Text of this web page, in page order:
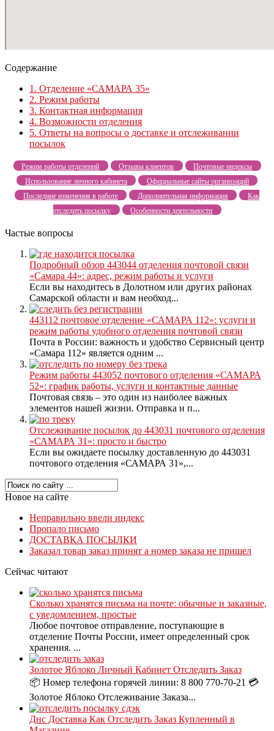
Содержание
1. Отделение «САМАРА 35»
2. Режим работы
3. Контактная информация
4. Возможности отделения
5. Ответы на вопросы о доставке и отслеживании
посылок
Режим работы отделений Отзывы клиентов
Почтовые индексы
Использование личного кабинета
Официальные сайты организаций
Последние изменения в работе
Дополнительная информация
Как
отследить посылку
Особенности деятельности
Частые вопросы
Подробный обзор 443044 отделения почтовой связи
«Самара 44»: адрес, режим работы и услуги
Если вы находитесь в Долотном или других районах
Самарской области и вам необход...
443112 почтовое отделение «САМАРА 112»: услуги и
режим работы удобного отделения почтовой связи
Почта в России: важность и удобство Сервисный центр
«Самара 112» является одним ...
Режим работы 443052 почтового отделения «САМАРА
52»: график работы, услуги и контактные данные
Почтовая связь – это один из наиболее важных
элементов нашей жизни. Отправка и п...
Отслеживание посылок до 443031 почтового отделения
«САМАРА 31»: просто и быстро
Если вы ожидаете посылку доставленную до 443031
почтового отделения «САМАРА 31»,...
Новое на сайте
Неправильно ввели индекс
Пропало письмо
ДОСТАВКА ПОСЫЛКИ
Заказал товар заказ принят а номер заказа не пришел
Сейчас читают
Сколько хранятся письма на почте: обычные и заказные,
с уведомлением, простые
Любое почтовое отправление, поступающие в
отделение Почты России, имеет определенный срок
хранения. ...
Золотое Яблоко Личный Кабинет Отследить Заказ
📦 Номер телефона горячей линии: 8 800 770-70-21 💳
Золотое Яблоко Отслеживание Заказа...
Днс Доставка Как Отследить Заказ Купленный в